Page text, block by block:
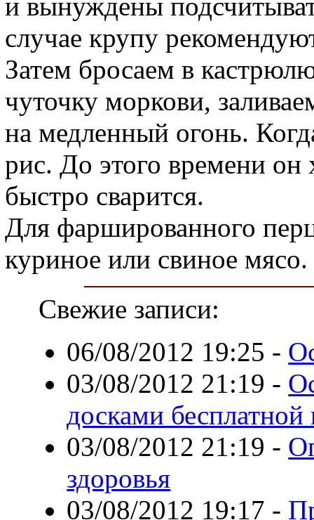
случае крупу
Затем бросаем в
чуточку моркови,
на медленный огонь.
рис. До этого времени
быстро сварится.
Для фаршированного
куриное или свиное мясо.
Свежие записи:
06/08/2012 19:25 -
03/08/2012 21:19 -
досками
03/08/2012 21:19 -
здоровья
03/08/2012 19:17 -